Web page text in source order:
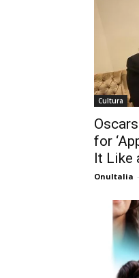
Cultura
for
It Like
OnuItalia -